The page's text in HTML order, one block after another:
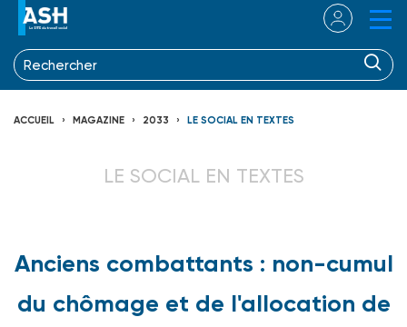
ACCUEIL MAGAZINE 2033 LE SOCIAL EN TEXTES
LE SOCIAL EN TEXTES
Anciens combattants : non-cumul
du chômage et de l'allocation de